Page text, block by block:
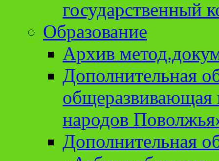
государственный
Образование
Архив
Дополнительная
народов
Дополнительная